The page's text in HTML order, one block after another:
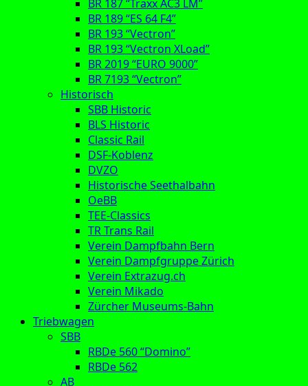
BR 187 “Traxx AC3 LM”
BR 189 “ES 64 F4”
BR 193 “Vectron”
BR 193 “Vectron XLoad”
BR 2019 “EURO 9000”
BR 7193 “Vectron”
Historisch
SBB Historic
BLS Historic
Classic Rail
DSF-Koblenz
DVZO
Historische Seethalbahn
OeBB
TEE-Classics
TR Trans Rail
Verein Dampfbahn Bern
Verein Dampfgruppe Zürich
Verein Extrazug.ch
Verein Mikado
Zürcher Museums-Bahn
Triebwagen
SBB
RBDe 560 “Domino”
RBDe 562
AB